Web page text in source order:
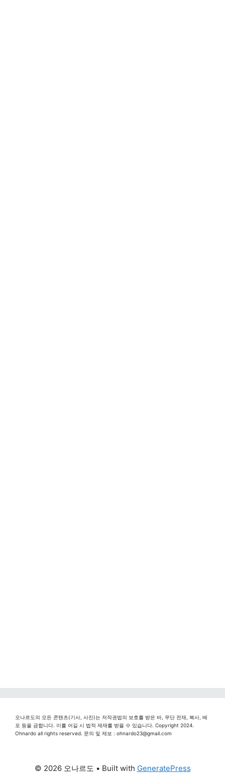
오나르도의 모든 콘텐츠(기사, 사진)는 저작권법의 보호를 받은 바, 무단 전재, 복사, 배
포 등을 금합니다. 이를 어길 시 법적 제재를 받을 수 있습니다. Copyright 2024.
Ohnardo all rights reserved. 문의 및 제보 : ohnardo23@gmail.com
© 2026 오나르도 • Built with GeneratePress